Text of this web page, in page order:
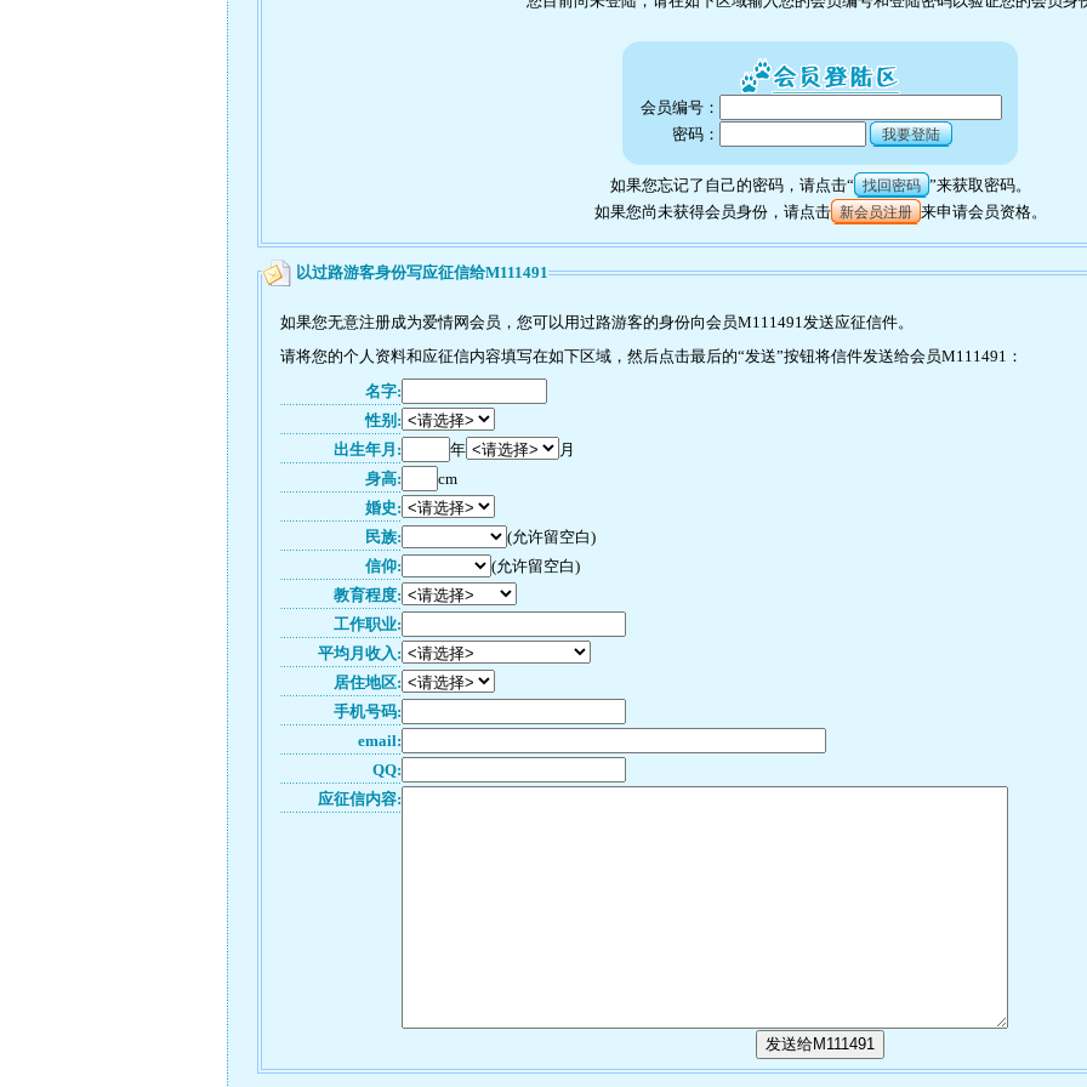
会员编号：
密码：
我要登陆
如果您忘记了自己的密码，请点击“ 找回密码 ”来获取密码。
如果您尚未获得会员身份，请点击 新会员注册 来申请会员资格。
以过路游客身份写应征信给M111491
如果您无意注册成为爱情网会员，您可以用过路游客的身份向会员M111491发送应征信件。
请将您的个人资料和应征信内容填写在如下区域，然后点击最后的“发送”按钮将信件发送给会员M111491：
名字:
性别:
出生年月:
年
月
身高:
cm
婚史:
民族:
(允许留空白)
信仰:
(允许留空白)
教育程度:
工作职业:
平均月收入:
居住地区:
手机号码:
email:
QQ:
应征信内容:
发送给M111491